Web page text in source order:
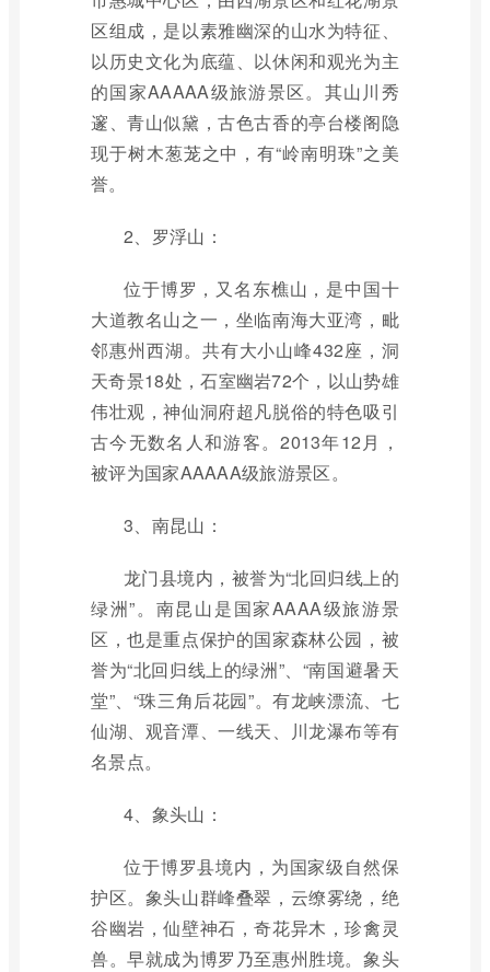
区组成，是以素雅幽深的山水为特征、
以历史文化为底蕴、以休闲和观光为主
的国家AAAAA级旅游景区。其山川秀
邃、青山似黛，古色古香的亭台楼阁隐
现于树木葱茏之中，有“岭南明珠”之美
誉。
2、罗浮山：
位于博罗，又名东樵山，是中国十
大道教名山之一，坐临南海大亚湾，毗
邻惠州西湖。共有大小山峰432座，洞
天奇景18处，石室幽岩72个，以山势雄
伟壮观，神仙洞府超凡脱俗的特色吸引
古今无数名人和游客。2013年12月，
被评为国家AAAAA级旅游景区。
3、南昆山：
龙门县境内，被誉为“北回归线上的
绿洲”。南昆山是国家AAAA级旅游景
区，也是重点保护的国家森林公园，被
誉为“北回归线上的绿洲”、“南国避暑天
堂”、“珠三角后花园”。有龙峡漂流、七
仙湖、观音潭、一线天、川龙瀑布等有
名景点。
4、象头山：
位于博罗县境内，为国家级自然保
护区。象头山群峰叠翠，云缭雾绕，绝
谷幽岩，仙壁神石，奇花异木，珍禽灵
兽。早就成为博罗乃至惠州胜境。象头